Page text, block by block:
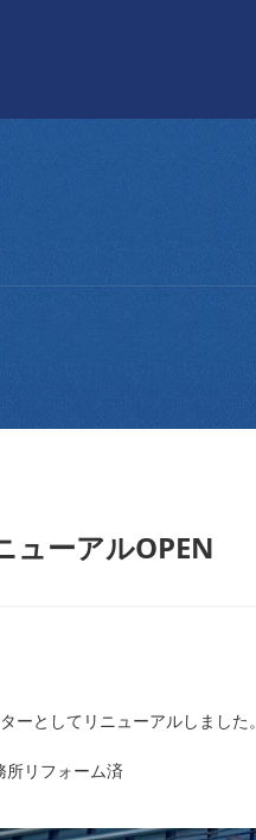
ューアルOPEN
ーとしてリニューアルしました。
リフォーム済